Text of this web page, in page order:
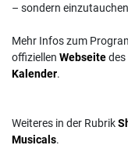
– sondern
Mehr Infos zum
offiziellen Webseitedes
Kalender.
Weiteres in der Rubrik
Musicals.